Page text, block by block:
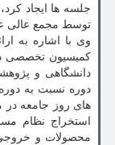
جلسه ها ایجاد
توسط مجمع عالی
دانشگاهی و
دوره نسبت به
های روز جامعه
استخراج نظام
محصولات و